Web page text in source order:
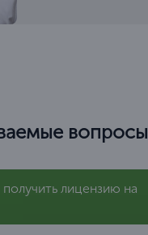
вопросы
лицензию на